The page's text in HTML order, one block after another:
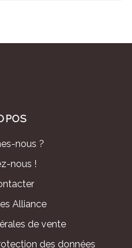
nous ?
nous !
Alliance
de vente
des données